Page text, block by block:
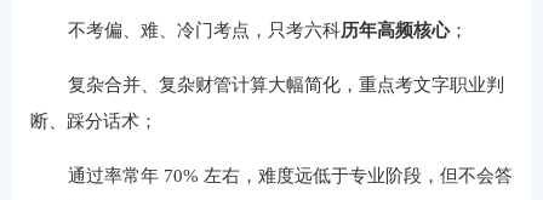
不考偏、难、冷门考点，只考六科历年高频核心；
复杂合并、复杂财管计算大幅简化，重点考文字职业判
断、踩分话术；
通过率常年 70% 左右，难度远低于专业阶段，但不会答